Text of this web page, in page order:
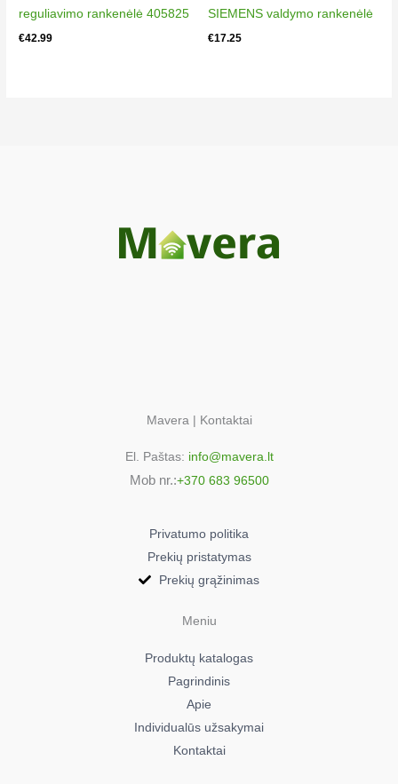
reguliavimo rankenėlė 405825
€42.99
SIEMENS valdymo rankenėlė
€17.25
Mavera | Kontaktai
El. Paštas: info@mavera.lt
Mob nr.:+370 683 96500
Privatumo politika
Prekių pristatymas
Prekių grąžinimas
Meniu
Produktų katalogas
Pagrindinis
Apie
Individualūs užsakymai
Kontaktai